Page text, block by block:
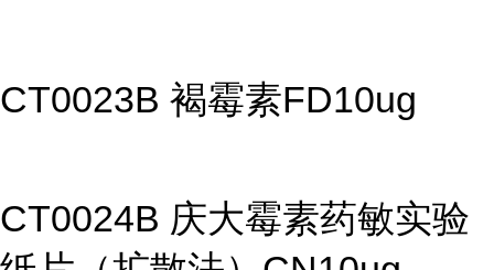
CT0023B 褐霉素FD10ug
CT0024B 庆大霉素药敏实验